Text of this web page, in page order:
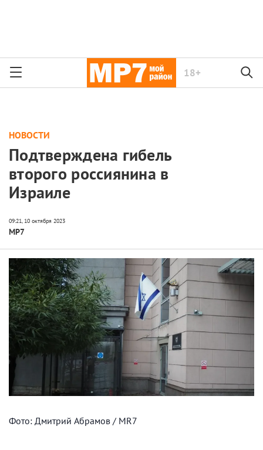
18+
НОВОСТИ
Подтверждена гибель
второго россиянина в
Израиле
МР7
Фото: Дмитрий Абрамов / MR7